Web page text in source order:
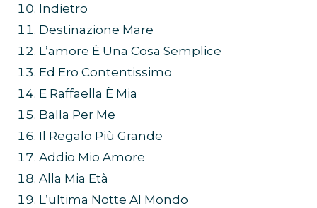
Indietro
Destinazione Mare
L’amore È Una Cosa Semplice
Ed Ero Contentissimo
E Raffaella È Mia
Balla Per Me
Il Regalo Più Grande
Addio Mio Amore
Alla Mia Età
L’ultima Notte Al Mondo